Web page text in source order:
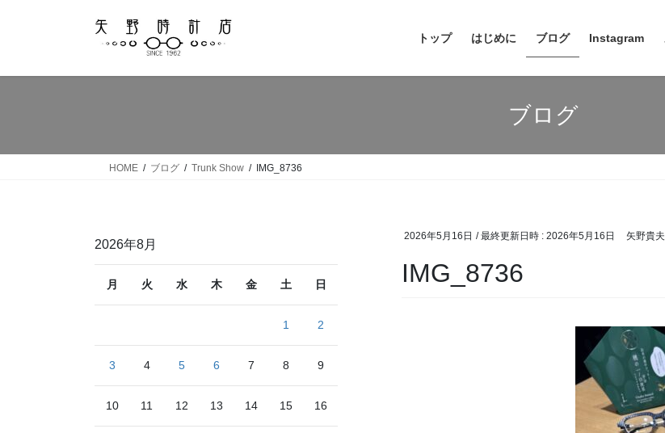
トップ はじめに ブログ Instagram
ブログ
HOME ブログ Trunk Show IMG_8736
2026年5月16日 / 最終更新日時 : 2026年5月16日 矢野貴夫
IMG_8736
2026年8月
月 火 水 木 金 土 日
1 2
3 4 5 6 7 8 9
10 11 12 13 14 15 16